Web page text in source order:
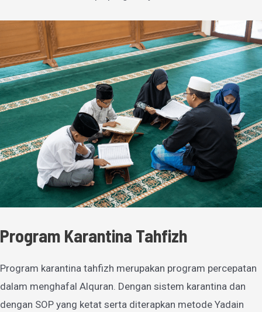
Program Karantina Tahfizh
Program karantina tahfizh merupakan program percepatan
dalam menghafal Alquran. Dengan sistem karantina dan
dengan SOP yang ketat serta diterapkan metode Yadain